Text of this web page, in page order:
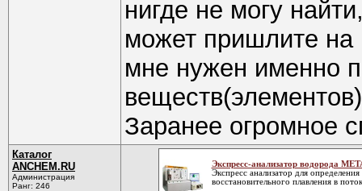
нигде не могу
может пришлите
мне нужен именно
Заранее огромное
Каталог
ANCHEM.RU
Администрация
Ранг: 246
Экспресс-анализатор водорода
Экспресс анализатор для
восстановительного плавления в